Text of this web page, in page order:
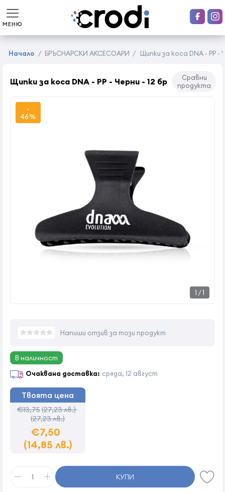
МЕНЮ
Начало / БРЪСНАРСКИ АКСЕСОАРИ / Щипки за коса DNA - PP -
Щипки за коса DNA - PP - Черни - 12 бр
Сравни
продукта
1 /1
-
46%
Напиши отзив за този продукт
В наличност
Очаквана доставка: сряда, 12 август
Твоята цена
€13,75(27,23 лв.)
(27,23 лв.)
€7,50
(14,85 лв.)
КУПИ